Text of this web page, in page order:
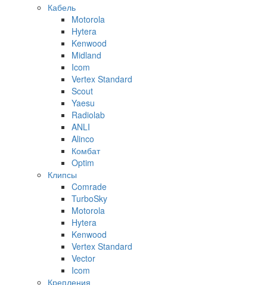
Кабель
Motorola
Hytera
Kenwood
Midland
Icom
Vertex Standard
Scout
Yaesu
Radiolab
ANLI
Alinco
Комбат
Optim
Клипсы
Comrade
TurboSky
Motorola
Hytera
Kenwood
Vertex Standard
Vector
Icom
Крепления